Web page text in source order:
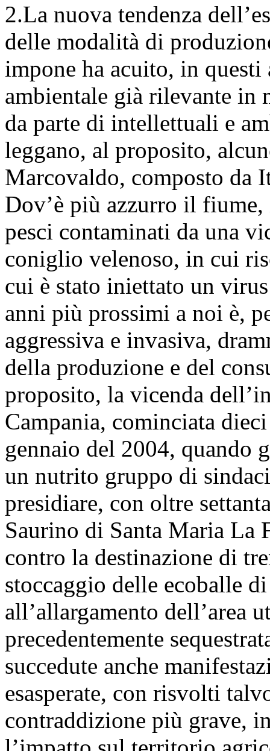
2.La nuova tendenza
delle modalità di
impone ha acuito, in
ambientale già rilevante in
da parte di intellettuali e
leggano, al proposito,
Marcovaldo, composto da
Dov’è più azzurro il
pesci contaminati da una
coniglio velenoso, in cui
cui è stato iniettato un
anni più prossimi a noi è,
aggressiva e invasiva,
della produzione e del
proposito, la vicenda
Campania, cominciata
gennaio del 2004,
un nutrito gruppo di
presidiare, con oltre
Saurino di Santa Maria La
contro la destinazione di
stoccaggio delle ecoballe
all’allargamento dell’area
precedentemente
succedute anche
esasperate, con risvolti
contraddizione più grave,